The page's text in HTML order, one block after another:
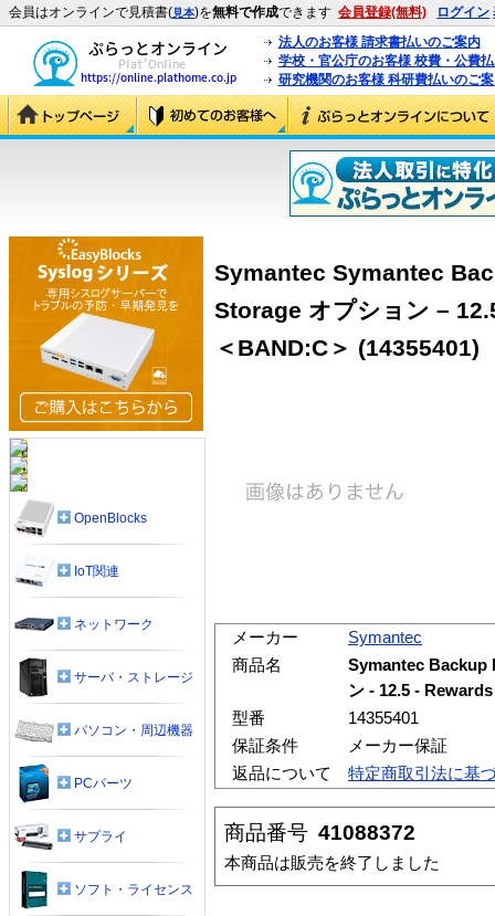
会員はオンラインで見積書(見本)を無料で作成できます 会員登録(無料) ログイン
法人のお客様 請求書払いのご案内
学校・官公庁のお客様 校費・公費
研究機関のお客様 科研費払いのご
Symantec Symantec
Storage オプション –
＜BAND:C＞ (14355401)
メーカー
Symantec
商品名
Symantec Backup
ン - 12.5 -
型番
14355401
保証条件
メーカー保証
返品について
特定商取引法に基
商品番号 41088372
本商品は販売を終了しました
OpenBlocks
IoT関連
ネットワーク
サーバ・ストレージ
パソコン・周辺機器
PCパーツ
サプライ
ソフト・ライセンス